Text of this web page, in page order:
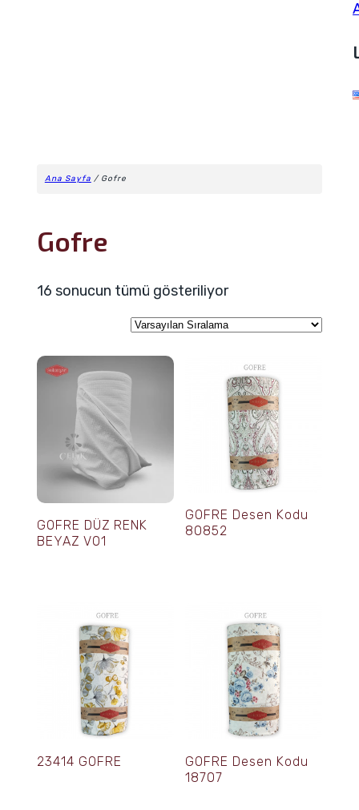
Ana Sayfa / Gofre
Gofre
16 sonucun tümü gösteriliyor
GOFRE DÜZ RENK
BEYAZ V01
GOFRE Desen Kodu
80852
23414 GOFRE
GOFRE Desen Kodu
18707